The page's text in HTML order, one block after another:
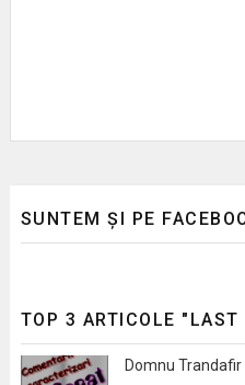
SUNTEM ȘI PE
TOP 3 ARTICOLE "LAST
Domnu